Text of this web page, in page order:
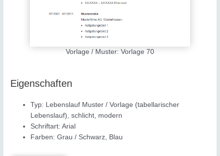
Vorlage / Muster: Vorlage 70
Eigenschaften
Typ: Lebenslauf Muster / Vorlage (tabellarischer
Lebenslauf), schlicht, modern
Schriftart: Arial
Farben: Grau / Schwarz, Blau